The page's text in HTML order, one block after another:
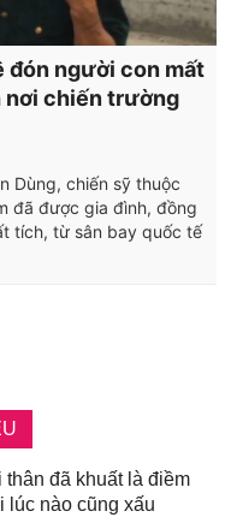
đón người con mất
nơi chiến trường
Dùng, chiến sỹ thuộc
đã được gia đình, đồng
tích, từ sân bay quốc tế
đã khuất là điềm
lúc nào cũng xấu